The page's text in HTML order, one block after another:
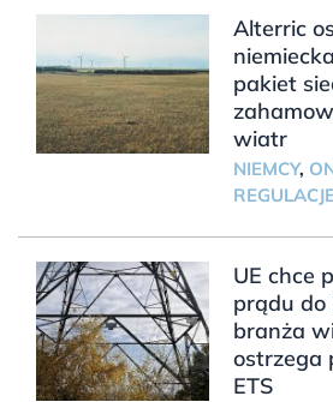
Alterric
pakiet
wiatr
NIEMCY,
UE chce
prądu do
branża
ostrzega
ETS